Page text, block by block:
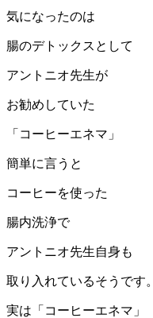
気になったのは
腸のデトックスとして
アントニオ先生が
お勧めしていた
「コーヒーエネマ」
簡単に言うと
コーヒーを使った
腸内洗浄で
アントニオ先生自身も
取り入れているそうです。
実は「コーヒーエネマ」